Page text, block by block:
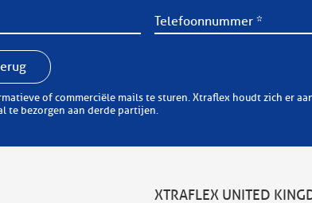
houdt zich er aan zorgvuldig om te springen met uw
te bezorgen aan derde partijen.
XTRAFLEX UNITED